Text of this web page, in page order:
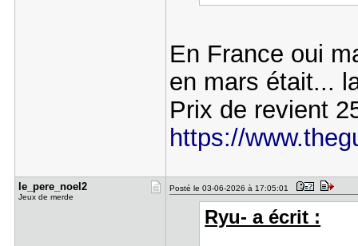
En France oui
en mars était...
Prix de revient
https://
le_pere_no​el2
Jeux de merde
Posté le 03-06-2026 à 17:05:01
Ryu- a écrit :